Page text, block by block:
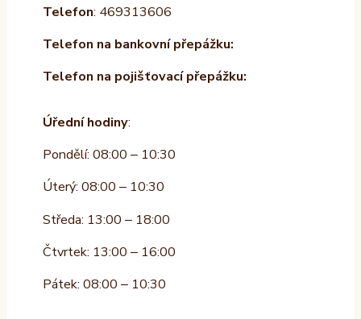
Telefon: 469313606
Telefon na bankovní přepážku:
Telefon na pojišťovací přepážku:
Úřední hodiny:
Pondělí: 08:00 – 10:30
Úterý: 08:00 – 10:30
Středa: 13:00 – 18:00
Čtvrtek: 13:00 – 16:00
Pátek: 08:00 – 10:30